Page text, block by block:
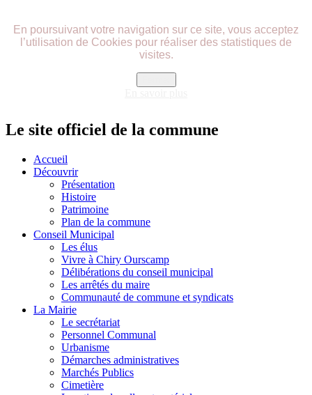
En poursuivant votre navigation sur ce site, vous acceptez
l’utilisation de Cookies pour réaliser des statistiques de
visites.
Le site officiel de la commune
Accueil
Découvrir
Présentation
Histoire
Patrimoine
Plan de la commune
Conseil Municipal
Les élus
Vivre à Chiry Ourscamp
Délibérations du conseil municipal
Les arrêtés du maire
Communauté de commune et syndicats
La Mairie
Le secrétariat
Personnel Communal
Urbanisme
Démarches administratives
Marchés Publics
Cimetière